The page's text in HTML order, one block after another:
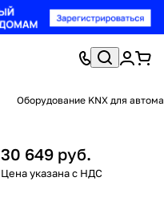
Оборудование KNX для
30 649 руб.